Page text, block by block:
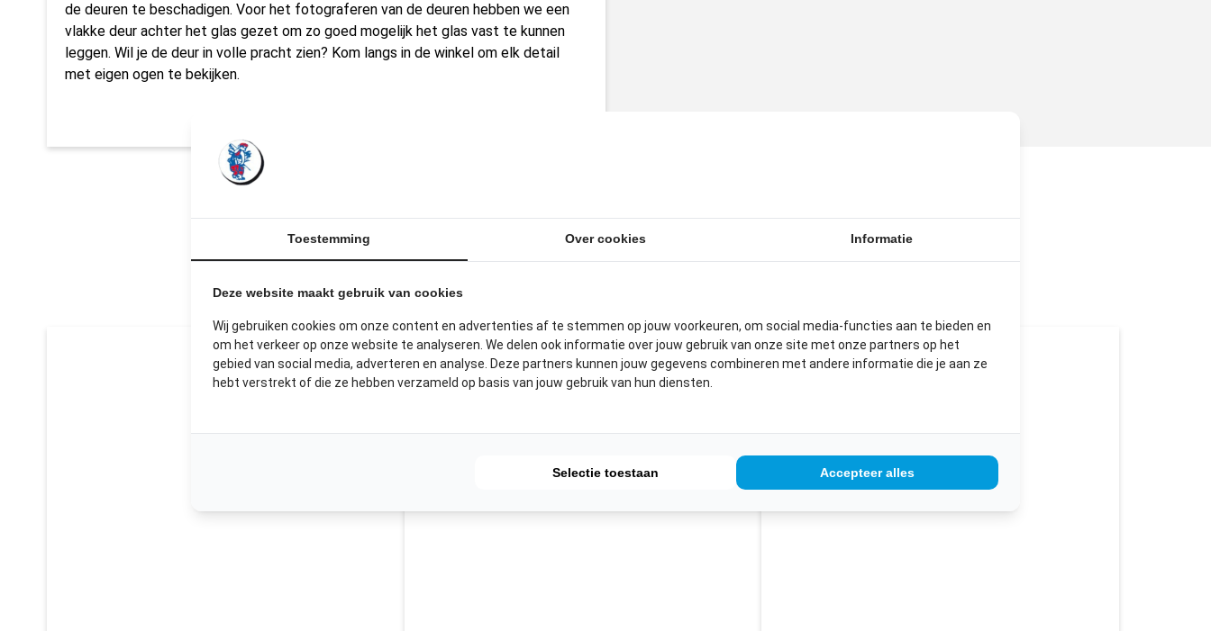
de deuren te beschadigen. Voor het fotograferen van de deuren hebben we een
vlakke deur achter het glas gezet om zo goed mogelijk het glas vast te kunnen
leggen. Wil je de deur in volle pracht zien? Kom langs in de winkel om elk detail
met eigen ogen te bekijken.
UITGELICHTE PRODUCTEN
Toestemming Over cookies Informatie
Deze website maakt gebruik van cookies
Wij gebruiken cookies om onze content en advertenties af te stemmen op jouw voorkeuren, om social media-functies aan te bieden en
om het verkeer op onze website te analyseren. We delen ook informatie over jouw gebruik van onze site met onze partners op het
gebied van social media, adverteren en analyse. Deze partners kunnen jouw gegevens combineren met andere informatie die je aan ze
hebt verstrekt of die ze hebben verzameld op basis van jouw gebruik van hun diensten.
Selectie toestaan Accepteer alles